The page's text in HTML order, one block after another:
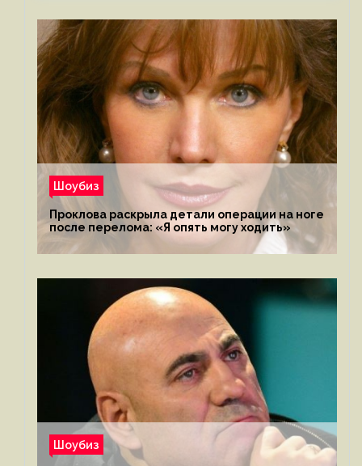
Шоубиз
Проклова раскрыла детали операции на ноге
после перелома: «Я опять могу ходить»
Шоубиз